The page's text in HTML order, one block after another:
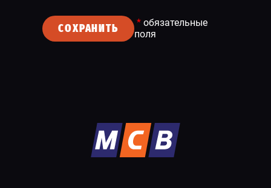
СОХРАНИТЬ * обязательные
поля